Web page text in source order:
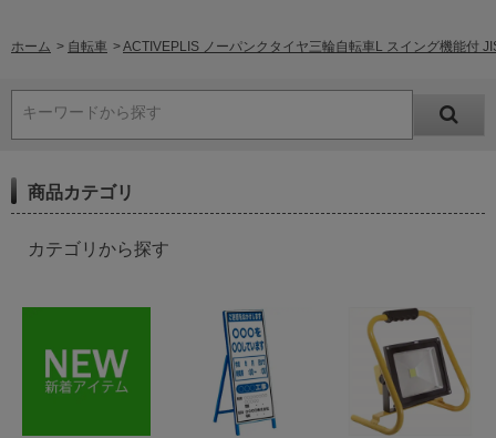
ホーム > 自転車 >ACTIVEPLIS ノーパンクタイヤ三輪自転車L スイング機能付
キーワードから探す
商品カテゴリ
カテゴリから探す